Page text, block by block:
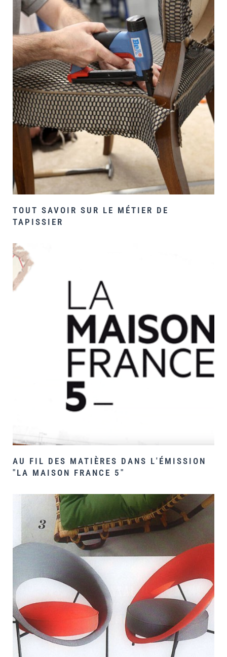
TOUT SAVOIR SUR LE MÉTIER DE
TAPISSIER
AU FIL DES MATIÈRES DANS L'ÉMISSION
"LA MAISON FRANCE 5"